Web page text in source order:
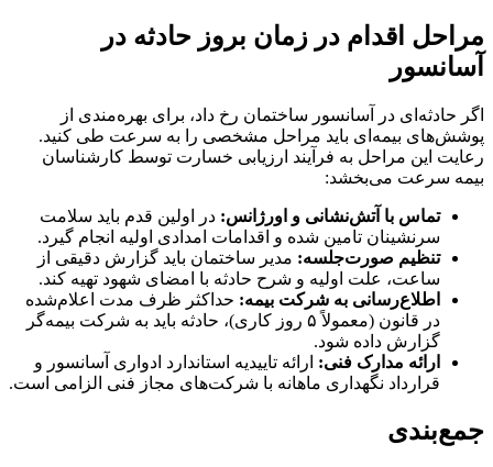
مراحل اقدام در زمان بروز حادثه در
آسانسور
اگر حادثه‌ای در آسانسور ساختمان رخ داد، برای بهره‌مندی از
پوشش‌های بیمه‌ای باید مراحل مشخصی را به سرعت طی کنید.
رعایت این مراحل به فرآیند ارزیابی خسارت توسط کارشناسان
بیمه سرعت می‌بخشد:
تماس با آتش‌نشانی و اورژانس: در اولین قدم باید سلامت
سرنشینان تامین شده و اقدامات امدادی اولیه انجام گیرد.
تنظیم صورت‌جلسه: مدیر ساختمان باید گزارش دقیقی از
ساعت، علت اولیه و شرح حادثه با امضای شهود تهیه کند.
اطلاع‌رسانی به شرکت بیمه: حداکثر ظرف مدت اعلام‌شده
در قانون (معمولاً ۵ روز کاری)، حادثه باید به شرکت بیمه‌گر
گزارش داده شود.
ارائه مدارک فنی: ارائه تاییدیه استاندارد ادواری آسانسور و
قرارداد نگهداری ماهانه با شرکت‌های مجاز فنی الزامی است.
جمع‌بندی